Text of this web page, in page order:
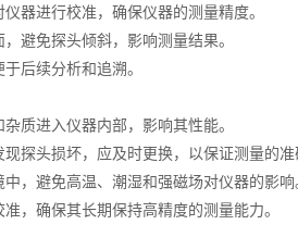
进行校准，确保仪器的测量精度。
免探头倾斜，影响测量结果。
后续分析和追溯。
进入仪器内部，影响其性能。
头损坏，应及时更换，以保证测量的准
避免高温、潮湿和强磁场对仪器的影响
确保其长期保持高精度的测量能力。